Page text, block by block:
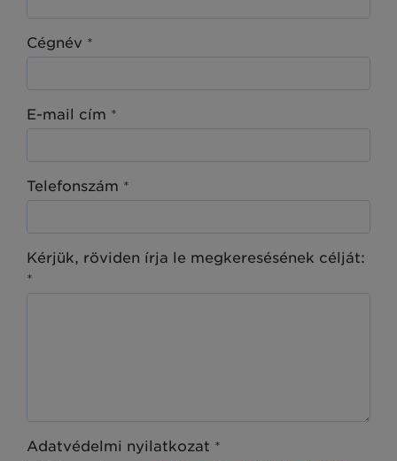
Cégnév *
E-mail cím *
Telefonszám *
Kérjük, röviden írja le megkeresésének célját:
*
Adatvédelmi nyilatkozat *